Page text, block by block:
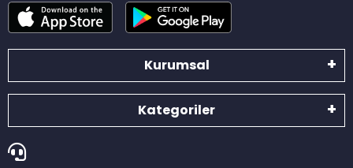
Kurumsal
Kategoriler